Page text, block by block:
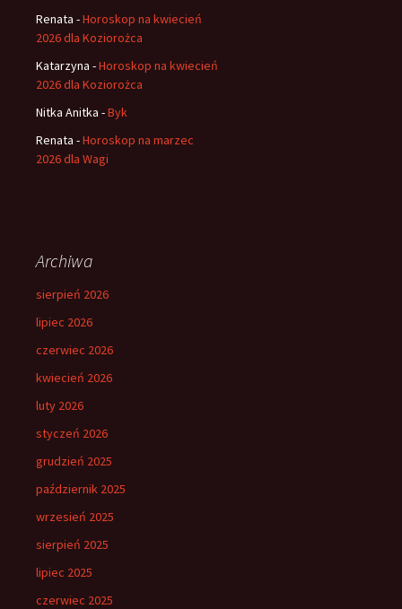
Renata -Horoskop na kwiecień
2026 dla Koziorożca
Katarzyna -Horoskop na kwiecień
2026 dla Koziorożca
Nitka Anitka -Byk
Renata -Horoskop na marzec
2026 dla Wagi
Archiwa
sierpień 2026
lipiec 2026
czerwiec 2026
kwiecień 2026
luty 2026
styczeń 2026
grudzień 2025
październik 2025
wrzesień 2025
sierpień 2025
lipiec 2025
czerwiec 2025